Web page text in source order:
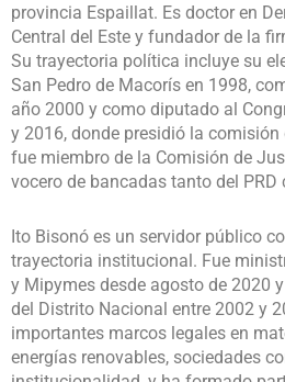
provincia Espaillat. Es doctor en
Central del Este y fundador de la
Su trayectoria política incluye su
San Pedro de Macorís en 1998,
año 2000 y como diputado al
y 2016, donde presidió la comisión
fue miembro de la Comisión de
vocero de bancadas tanto del PRD
Ito Bisonó es un servidor público
trayectoria institucional. Fue
y Mipymes desde agosto de 2020
del Distrito Nacional entre 2002 y
importantes marcos legales en
energías renovables, sociedades